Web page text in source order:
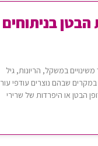
הבטן בניתוחים
במשקל, הריונות, גיל
שבהם נוצרים עודפי עור
הבטן או היפרדות של שרירי